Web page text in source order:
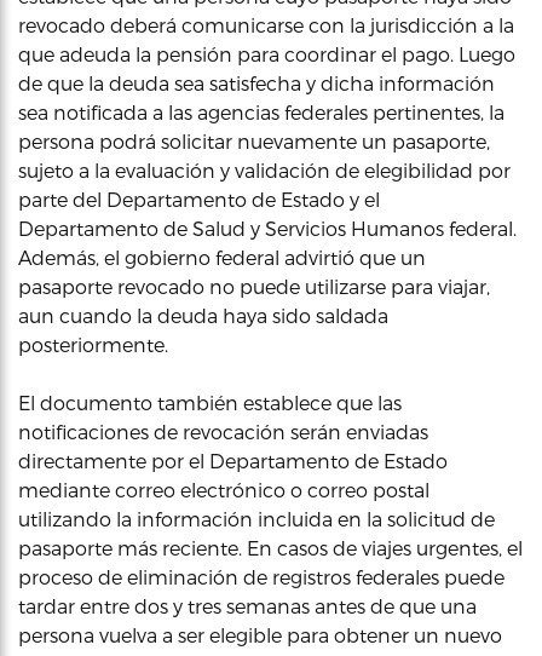
revocado deberá comunicarse con la jurisdicción a la
que adeuda la pensión para coordinar el pago. Luego
de que la deuda sea satisfecha y dicha información
sea notificada a las agencias federales pertinentes, la
persona podrá solicitar nuevamente un pasaporte,
sujeto a la evaluación y validación de elegibilidad por
parte del Departamento de Estado y el
Departamento de Salud y Servicios Humanos federal.
Además, el gobierno federal advirtió que un
pasaporte revocado no puede utilizarse para viajar,
aun cuando la deuda haya sido saldada
posteriormente.
El documento también establece que las
notificaciones de revocación serán enviadas
directamente por el Departamento de Estado
mediante correo electrónico o correo postal
utilizando la información incluida en la solicitud de
pasaporte más reciente. En casos de viajes urgentes, el
proceso de eliminación de registros federales puede
tardar entre dos y tres semanas antes de que una
persona vuelva a ser elegible para obtener un nuevo